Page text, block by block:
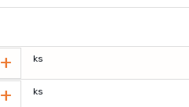
+ ks
+ ks